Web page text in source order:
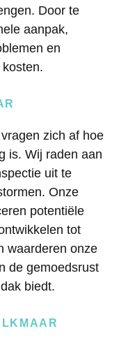
Door te
aanpak,
en
zich af hoe
is. Wij raden aan
uit te
Onze
potentiële
tot
waarderen onze
de gemoedsrust
biedt.